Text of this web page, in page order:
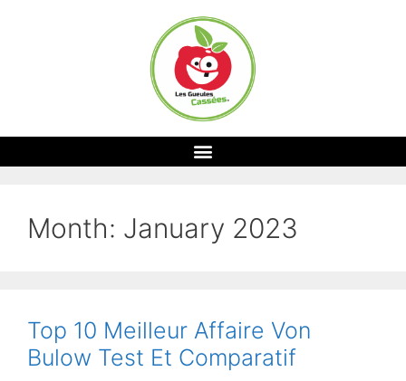
Month: January 2023
Top 10 Meilleur Affaire Von
Bulow Test Et Comparatif